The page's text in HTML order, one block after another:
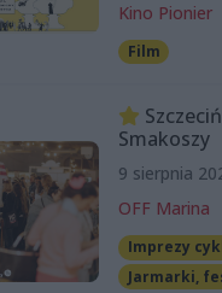
Kino Pionier
Film
Smakoszy
9 sierpnia
OFF Marina
Imprezy
Jarmarki,